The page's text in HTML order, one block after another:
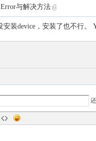
Error与解决方法
安装device，安装了也不行。